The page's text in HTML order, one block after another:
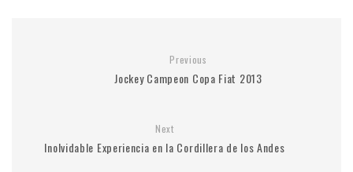
Previous
Jockey Campeon Copa Fiat 2013
Next
Inolvidable Experiencia en la Cordillera de los Andes